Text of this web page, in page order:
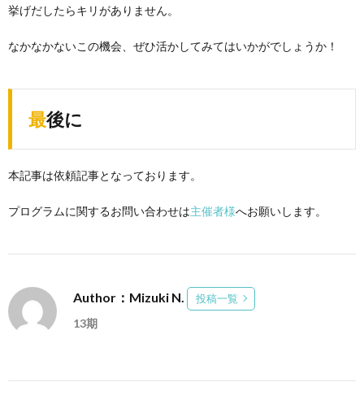
挙げだしたらキリがありません。
なかなかないこの機会、ぜひ活かしてみてはいかがでしょうか！
最後に
本記事は依頼記事となっております。
プログラムに関するお問い合わせは主催者様へお願いします。
Author：Mizuki N. 投稿一覧
13期